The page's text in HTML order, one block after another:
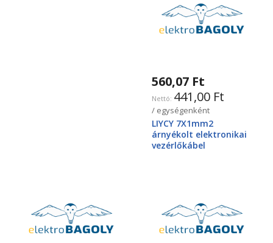
560,07 Ft
441,00 Ft
/ egységenként
LIYCY 7X1mm2
árnyékolt elektronikai
vezérlőkábel